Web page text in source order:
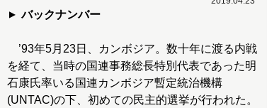
バックナンバー
’93年5月23日、カンボジア。数十年に渡る内戦
を経て、当時の国連事務総長特別代表であった明
石康氏率いる国連カンボジア暫定統治機構
(UNTAC)の下、初めての民主的選挙が行われた。